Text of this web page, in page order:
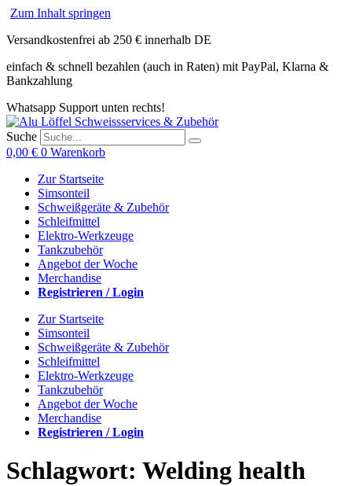
Zum Inhalt springen
Versandkostenfrei ab 250 € innerhalb DE
einfach & schnell bezahlen (auch in Raten) mit PayPal, Klarna &
Bankzahlung
Whatsapp Support unten rechts!
Suche
0,00 € 0 Warenkorb
Zur Startseite
Simsonteil
Schweißgeräte & Zubehör
Schleifmittel
Elektro-Werkzeuge
Tankzubehör
Angebot der Woche
Merchandise
Registrieren / Login
Zur Startseite
Simsonteil
Schweißgeräte & Zubehör
Schleifmittel
Elektro-Werkzeuge
Tankzubehör
Angebot der Woche
Merchandise
Registrieren / Login
Schlagwort: Welding health